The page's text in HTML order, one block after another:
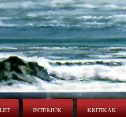
INTERJÚK KRITIKÁK